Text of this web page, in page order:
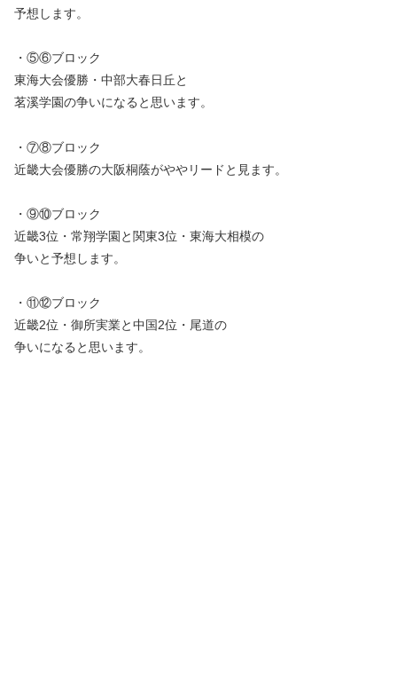
予想します。
・⑤⑥ブロック
東海大会優勝・中部大春日丘と
茗溪学園の争いになると思います。
・⑦⑧ブロック
近畿大会優勝の大阪桐蔭がややリードと見ます。
・⑨⑩ブロック
近畿3位・常翔学園と関東3位・東海大相模の
争いと予想します。
・⑪⑫ブロック
近畿2位・御所実業と中国2位・尾道の
争いになると思います。